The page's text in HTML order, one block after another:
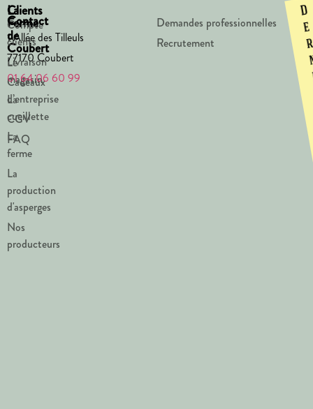
La
Ferme
de
Coubert
Le
magasin
La
cueillette
La
ferme
La
production
d'asperges
Nos
producteurs
Clients
Compte
clients
Livraison
Cadeaux
d’entreprise
CGV
FAQ
Contact
1 Allée des Tilleuls
77170 Coubert
01 64 06 60 99
Demandes professionnelles
Recrutement
D
e